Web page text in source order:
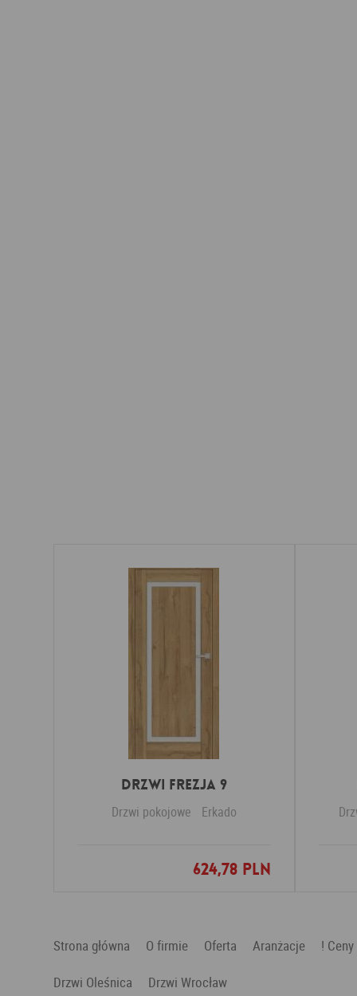
DRZWI FREZJA 9
Drzwi pokojowe Erkado
624,78 PLN
Dodaj do ulubionych
Strona główna O firmie Oferta Aranżacje !
Drzwi Oleśnica
Drzwi Wrocław